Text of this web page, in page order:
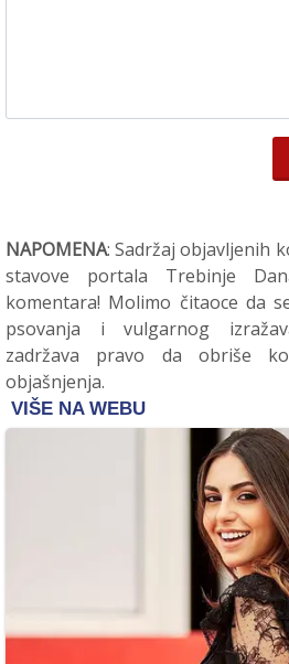
NAPOMENA: Sadržaj objavljenih
stavove portala Trebinje
komentara! Molimo čitaoce da
psovanja i vulgarnog
zadržava pravo da obriše
objašnjenja.